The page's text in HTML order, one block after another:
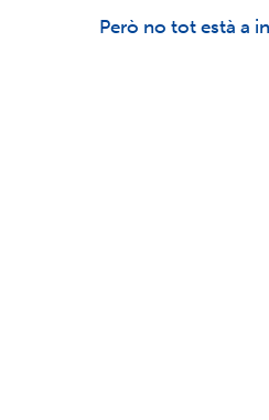
Però no tot està a